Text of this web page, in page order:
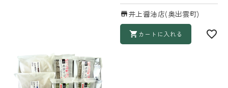
井上醤油店(奥出雲町)
カートに入れる